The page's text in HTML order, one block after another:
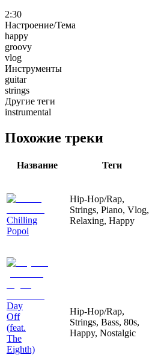
2:30
Настроение/Тема
happy
groovy
vlog
Инструменты
guitar
strings
Другие теги
instrumental
Похожие треки
Название Теги
Chilling
Popoi
Hip-Hop/Rap,
Strings, Piano, Vlog,
Relaxing, Happy
Day
Off
(feat.
The
Eighth)
Hip-Hop/Rap,
Strings, Bass, 80s,
Happy, Nostalgic